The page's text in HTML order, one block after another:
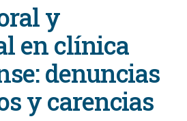
y
en clínica
denuncias
y carencias